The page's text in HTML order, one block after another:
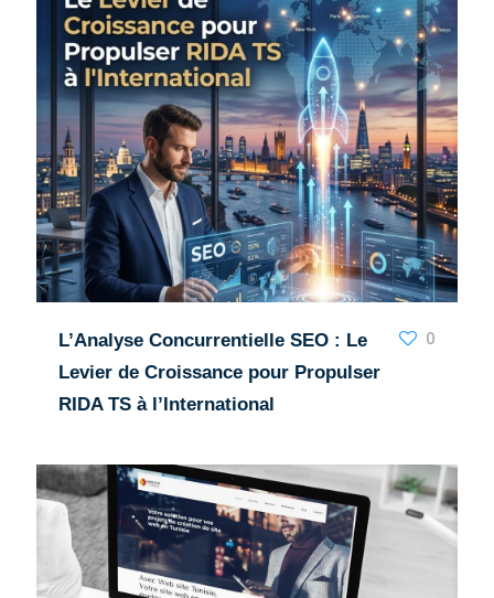
L’Analyse Concurrentielle SEO : Le
Levier de Croissance pour Propulser
RIDA TS à l’International
0